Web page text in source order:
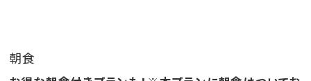
・小学生未満（未就学）のお子さまは大人の人数に関係
朝食